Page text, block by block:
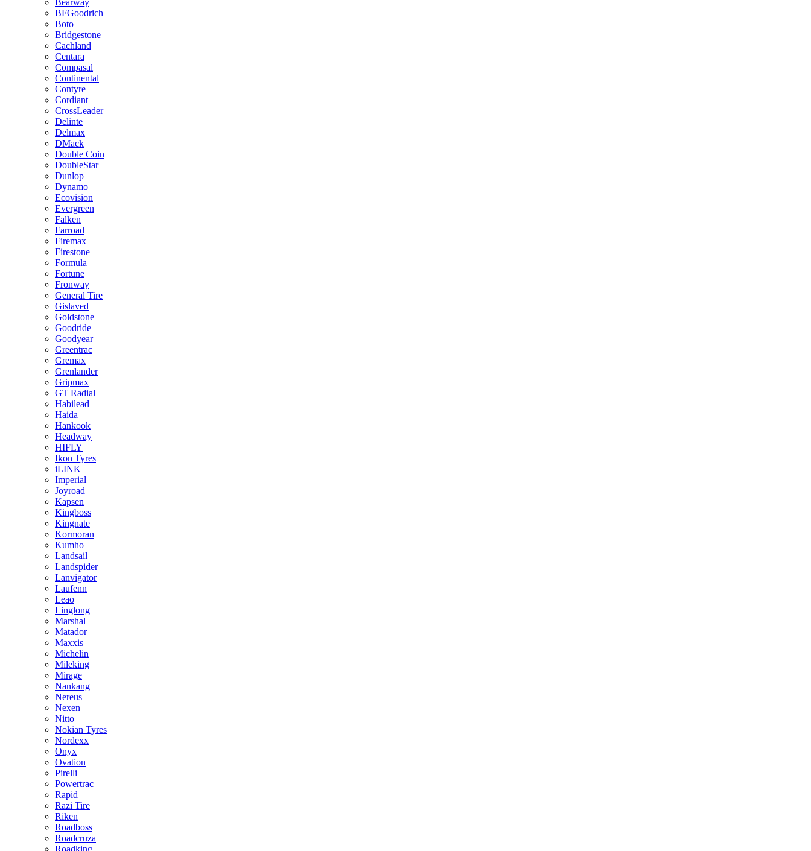
Bearway
BFGoodrich
Boto
Bridgestone
Cachland
Centara
Compasal
Continental
Contyre
Cordiant
CrossLeader
Delinte
Delmax
DMack
Double Coin
DoubleStar
Dunlop
Dynamo
Ecovision
Evergreen
Falken
Farroad
Firemax
Firestone
Formula
Fortune
Fronway
General Tire
Gislaved
Goldstone
Goodride
Goodyear
Greentrac
Gremax
Grenlander
Gripmax
GT Radial
Habilead
Haida
Hankook
Headway
HIFLY
Ikon Tyres
iLINK
Imperial
Joyroad
Kapsen
Kingboss
Kingnate
Kormoran
Kumho
Landsail
Landspider
Lanvigator
Laufenn
Leao
Linglong
Marshal
Matador
Maxxis
Michelin
Mileking
Mirage
Nankang
Nereus
Nexen
Nitto
Nokian Tyres
Nordexx
Onyx
Ovation
Pirelli
Powertrac
Rapid
Razi Tire
Riken
Roadboss
Roadcruza
Roadking